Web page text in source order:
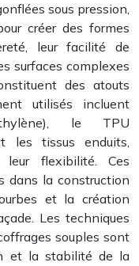
sous pression,
créer des formes
leur facilité de
surfaces complexes
des atouts
utilisés incluent
le TPU
les tissus enduits,
flexibilité. Ces
dans la construction
et la création
Les techniques
souples sont
et la stabilité de la